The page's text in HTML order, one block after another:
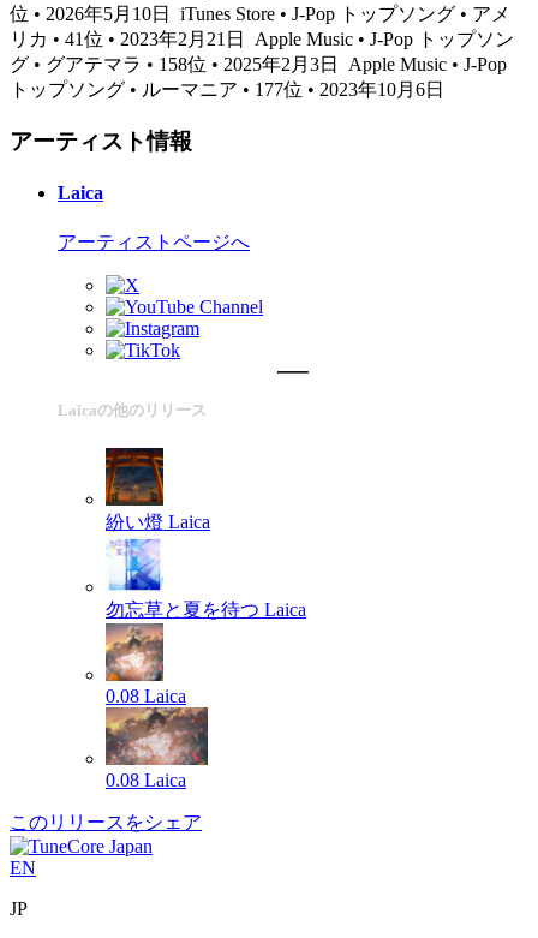
位 • 2026年5月10日
iTunes Store • J-Pop トップソング • アメ
リカ • 41位 • 2023年2月21日
Apple Music • J-Pop トップソン
グ • グアテマラ • 158位 • 2025年2月3日
Apple Music • J-Pop
トップソング • ルーマニア • 177位 • 2023年10月6日
アーティスト情報
Laica
アーティストページへ
Laicaの他のリリース
紛い燈 Laica
勿忘草と夏を待つ Laica
0.08 Laica
0.08 Laica
このリリースをシェア
EN
JP